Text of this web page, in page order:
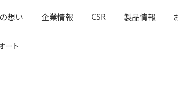
想い 企業情報 CSR 製品情報
ート